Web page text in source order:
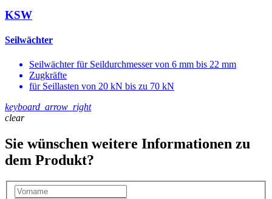
KSW
Seilwächter
Seilwächter für Seildurchmesser von 6 mm bis 22 mm
Zugkräfte
für Seillasten von 20 kN bis zu 70 kN
keyboard_arrow_right
clear
Sie wünschen weitere Informationen zu
dem Produkt?